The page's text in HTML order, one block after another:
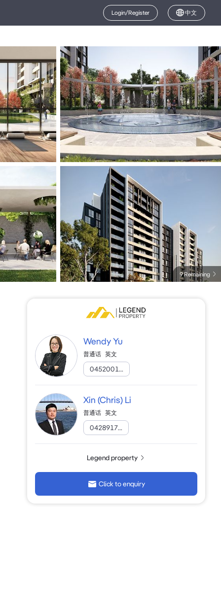
Login/Register 中文
9 Remaining
Wendy Yu
普通话 英文
0452001...
Xin (Chris) Li
普通话 英文
0428917...
Legend property
Click to enquiry